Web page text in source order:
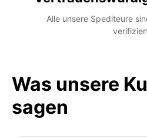
Alle unsere Spediteure
Was unsere
sagen